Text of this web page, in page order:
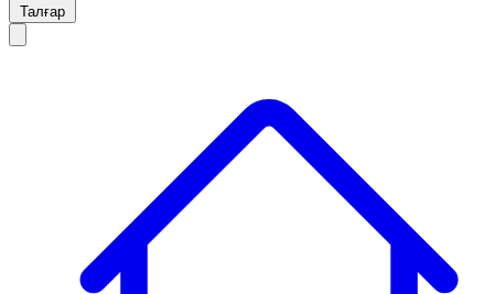
Талғар